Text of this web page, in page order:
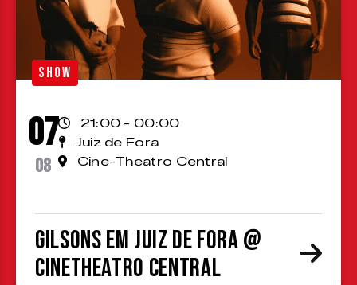
SHOW
07
08
21:00 - 00:00
Juiz de Fora
Cine-Theatro Central
Gilsons em Juiz de Fora @
CineTheatro Central